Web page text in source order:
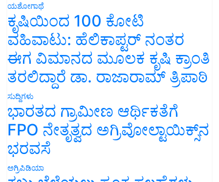
ಯಶೋಗಾಥೆ
ಕೃಷಿಯಿಂದ 100 ಕೋಟಿ
ವಹಿವಾಟು: ಹೆಲಿಕಾಪ್ಟರ್ ನಂತರ
ಈಗ ವಿಮಾನದ ಮೂಲಕ ಕೃಷಿ ಕ್ರಾಂತಿ
ತರಲಿದ್ದಾರೆ ಡಾ. ರಾಜಾರಾಮ್ ತ್ರಿಪಾಠಿ
ಸುದ್ದಿಗಳು
ಭಾರತದ ಗ್ರಾಮೀಣ ಆರ್ಥಿಕತೆಗೆ
FPO ನೇತೃತ್ವದ ಅಗ್ರಿವೋಲ್ಟಾಯಿಕ್ಸ್‌ನ
ಭರವಸೆ
ಅಗ್ರಿಪಿಡಿಯಾ